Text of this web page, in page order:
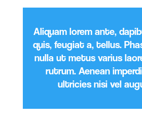
Aliquam lorem ante,
quis, feugiat a, tellus.
nulla ut metus varius
rutrum. Aenean
ultricies nisi vel